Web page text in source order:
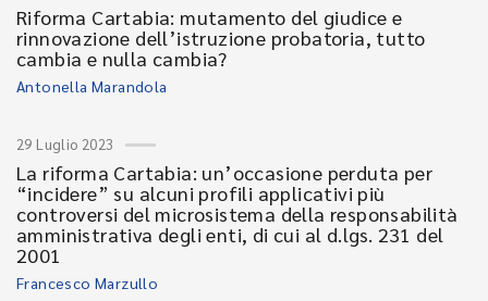
Riforma Cartabia: mutamento del giudice e
rinnovazione dell’istruzione probatoria, tutto
cambia e nulla cambia?
Antonella Marandola
29 Luglio 2023
La riforma Cartabia: un’occasione perduta per
“incidere” su alcuni profili applicativi più
controversi del microsistema della responsabilità
amministrativa degli enti, di cui al d.lgs. 231 del
2001
Francesco Marzullo